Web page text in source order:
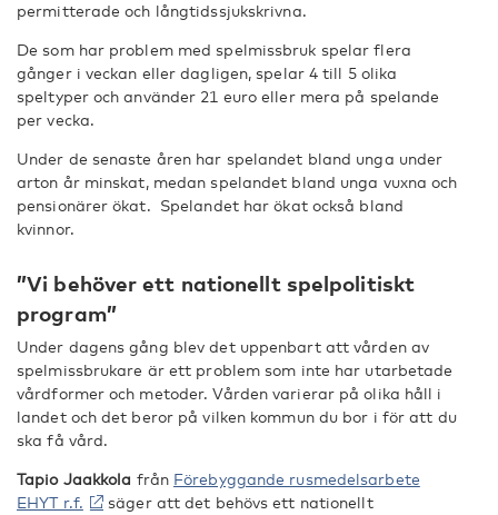
permitterade och långtidssjukskrivna.
De som har problem med spelmissbruk spelar flera
gånger i veckan eller dagligen, spelar 4 till 5 olika
speltyper och använder 21 euro eller mera på spelande
per vecka.
Under de senaste åren har spelandet bland unga under
arton år minskat, medan spelandet bland unga vuxna och
pensionärer ökat. Spelandet har ökat också bland
kvinnor.
”Vi behöver ett nationellt spelpolitiskt
program”
Under dagens gång blev det uppenbart att vården av
spelmissbrukare är ett problem som inte har utarbetade
vårdformer och metoder. Vården varierar på olika håll i
landet och det beror på vilken kommun du bor i för att du
ska få vård.
Tapio Jaakkola från Förebyggande rusmedelsarbete
EHYT r.f.
säger att det behövs ett nationellt